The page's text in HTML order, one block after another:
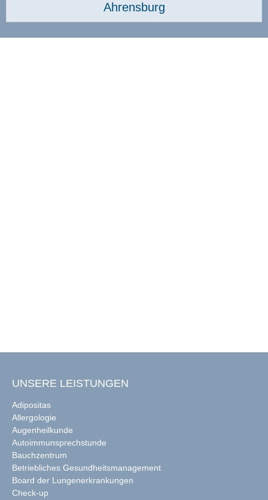
Ahrensburg
UNSERE LEISTUNGEN
Adipositas
Allergologie
Augenheilkunde
Autoimmunsprechstunde
Bauchzentrum
Betriebliches Gesundheitsmanagement
Board der Lungenerkrankungen
Check-up